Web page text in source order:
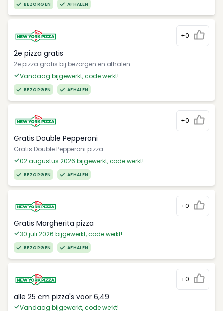
BEZORGEN AFHALEN
+0
2e pizza gratis
2e pizza gratis bij bezorgen en afhalen
Vandaag bijgewerkt, code werkt!
BEZORGEN AFHALEN
+0
Gratis Double Pepperoni
Gratis Double Pepperoni pizza
02 augustus 2026 bijgewerkt, code werkt!
BEZORGEN AFHALEN
+0
Gratis Margherita pizza
30 juli 2026 bijgewerkt, code werkt!
BEZORGEN AFHALEN
+0
alle 25 cm pizza's voor 6,49
Vandaag bijgewerkt, code werkt!